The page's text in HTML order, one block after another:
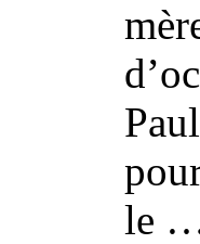
le